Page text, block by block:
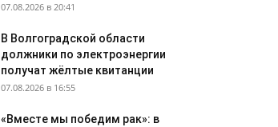
07.08.2026 в 20:41
В Волгоградской области
должники по электроэнергии
получат жёлтые квитанции
07.08.2026 в 16:55
«Вместе мы победим рак»: в